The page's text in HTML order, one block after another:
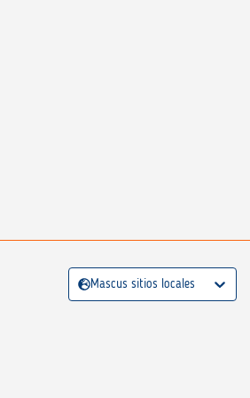
Mascus sitios locales